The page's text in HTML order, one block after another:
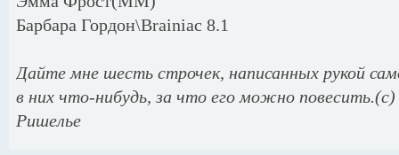
Барбара Гордон\Brainiac 8.1
Дайте мне шесть строчек, написанных рукой
в них что-нибудь, за что его можно
Ришелье